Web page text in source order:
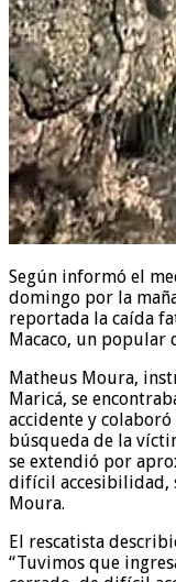
Según informó el
domingo por la
reportada la caída
Macaco, un popular
Matheus Moura,
Maricá, se
accidente y
búsqueda de la
se extendió por
difícil accesibilidad,
Moura.
El rescatista
“Tuvimos que